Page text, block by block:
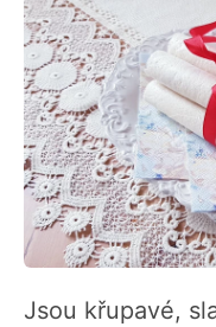
Jsou křupavé,